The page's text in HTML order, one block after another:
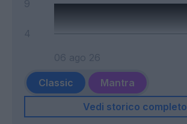
Classic
Mantra
Vedi storico completo